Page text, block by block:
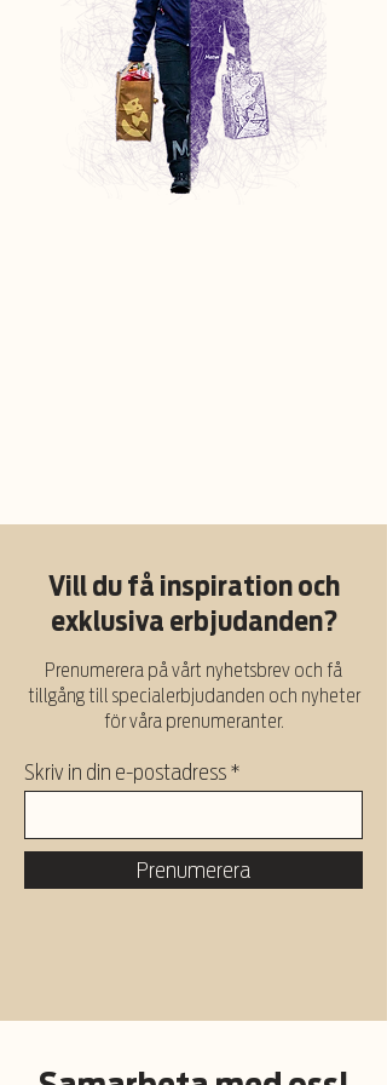
Vill du få inspiration och
exklusiva erbjudanden?
Prenumerera på vårt nyhetsbrev och få
tillgång till specialerbjudanden och nyheter
för våra prenumeranter.
Skriv in din e-postadress
Prenumerera